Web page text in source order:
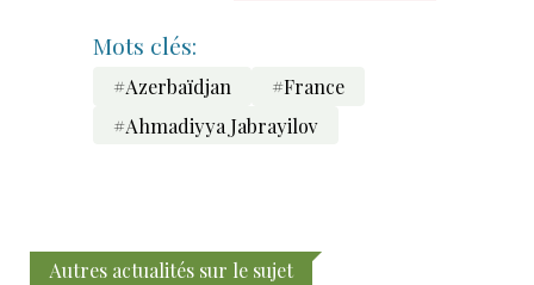
Mots clés:
#Azerbaïdjan
#France
#Ahmadiyya Jabrayilov
Autres actualités sur le sujet